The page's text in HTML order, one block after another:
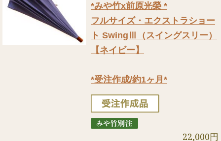
*みや竹x前原光榮 *
フルサイズ・エクストラショー
ト SwingⅢ（スイングスリー）
【ネイビー】
*受注作成/約1ヶ月*
22,000円